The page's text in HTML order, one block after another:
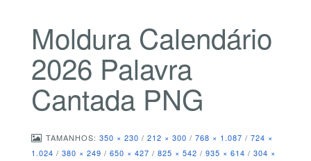
Moldura Calendário
2026 Palavra
Cantada PNG
TAMANHOS: 350 × 230 / 212 × 300 / 768 × 1.087 / 724 ×
1.024 / 380 × 249 / 650 × 427 / 825 × 542 / 935 × 614 / 304 ×